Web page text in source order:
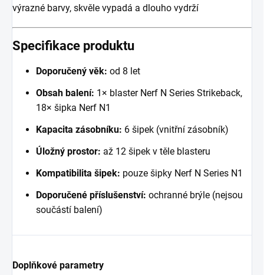
výrazné barvy, skvěle vypadá a dlouho vydrží
Specifikace produktu
Doporučený věk: od 8 let
Obsah balení: 1× blaster Nerf N Series Strikeback,
18× šipka Nerf N1
Kapacita zásobníku: 6 šipek (vnitřní zásobník)
Úložný prostor: až 12 šipek v těle blasteru
Kompatibilita šipek: pouze šipky Nerf N Series N1
Doporučené příslušenství: ochranné brýle (nejsou
součástí balení)
Doplňkové parametry